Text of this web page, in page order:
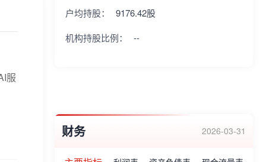
服
户均持股：
9176.42股
机构持股比例：
--
财务 2026-03-31